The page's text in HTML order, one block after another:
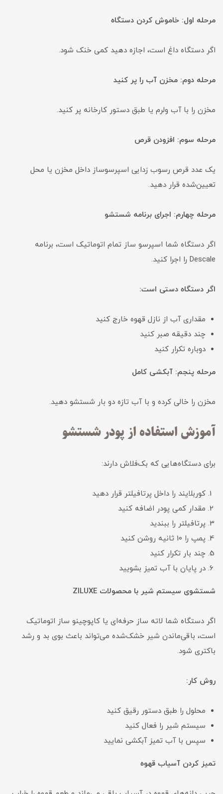
مرحله اول: خاموش کردن دستگاه
اگر دستگاه داغ است، اجازه دهید کمی خنک شود.
مرحله دوم: مخزن آب را پر کنید
مخزن را با آب ولرم یا طبق دستور کارخانه پر کنید.
مرحله سوم: افزودن قرص
یک عدد قرص رسوب زدایی اسپرسوساز داخل مخزن یا محل
تعیین‌شده قرار دهید.
مرحله چهارم: اجرای برنامه شستشو
اگر دستگاه شما اسپرسو ساز تمام اتوماتیک است، برنامه
Descale را اجرا کنید.
اگر دستگاه دستی است:
مقداری آب از نازل قهوه خارج کنید
چند دقیقه صبر کنید
دوباره تکرار کنید
مرحله پنجم: آبکشی کامل
مخزن را خالی کرده و با آب تازه دو بار شستشو دهید.
آموزش استفاده از پودر شستشو
برای دستگاه‌هایی که بک‌فلاش دارند:
کوربلایند را داخل پرتافیلتر قرار دهید
مقدار کمی پودر اضافه کنید
پرتافیلتر را ببندید
پمپ را 10 ثانیه روشن کنید
چند بار تکرار کنید
در پایان با آب تمیز بشویید
شستشوی سیستم شیر با محصولات ZILUXE
اگر دستگاه شما لاته ساز حرفه‌ای یا کاپوچینو ساز اتوماتیک
است، باقی‌ماندن شیر خشک‌شده می‌تواند باعث بوی بد و رشد
باکتری شود.
روش کار:
محلول را طبق دستور رقیق کنید
سیستم شیر را فعال کنید
سپس با آب تمیز آبکشی نمایید
تمیز کردن آسیاب قهوه